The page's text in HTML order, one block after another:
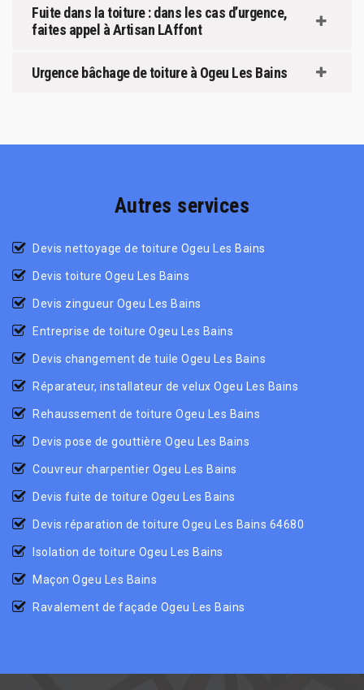
Fuite dans la toiture : dans les cas d’urgence,
faites appel à Artisan LAffont
Urgence bâchage de toiture à Ogeu Les Bains
Autres services
Devis nettoyage de toiture Ogeu Les Bains
Devis toiture Ogeu Les Bains
Devis zingueur Ogeu Les Bains
Entreprise de toiture Ogeu Les Bains
Devis changement de tuile Ogeu Les Bains
Réparateur, installateur de velux Ogeu Les Bains
Rehaussement de toiture Ogeu Les Bains
Devis pose de gouttière Ogeu Les Bains
Couvreur charpentier Ogeu Les Bains
Devis fuite de toiture Ogeu Les Bains
Devis réparation de toiture Ogeu Les Bains 64680
Isolation de toiture Ogeu Les Bains
Maçon Ogeu Les Bains
Ravalement de façade Ogeu Les Bains